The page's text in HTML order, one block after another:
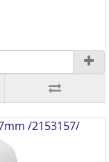
/2153157/